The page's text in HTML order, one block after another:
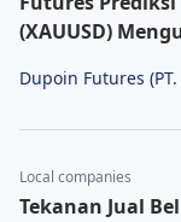
(XAUUSD)
Dupoin Futures
Local companies
Tekanan Jual